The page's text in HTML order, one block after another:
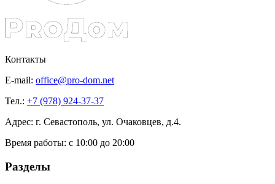
Контакты
E-mail: office@pro-dom.net
Тел.: +7 (978) 924-37-37
Адрес: г. Севастополь, ул. Очаковцев, д.4.
Время работы: с 10:00 до 20:00
Разделы